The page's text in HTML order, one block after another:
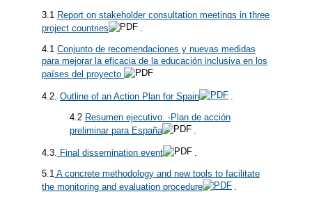
3.1 Report on stakeholder consultation meetings in three
project countries
4.1 Conjunto de recomendaciones y nuevas medidas
para mejorar la eficacia de la educación inclusiva en los
países del proyecto
4.2. Outline of an Action Plan for Spain
4.2 Resumen ejecutivo. -Plan de acción
preliminar para España
4.3. Final dissemination event
.
5.1 A concrete methodology and new tools to facilitate
the monitoring and evaluation procedure
.